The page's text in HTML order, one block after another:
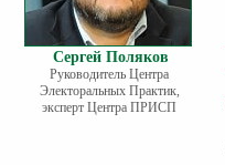
Сергей Поляков
Руководитель Центра
Электоральных Практик,
эксперт Центра ПРИСП